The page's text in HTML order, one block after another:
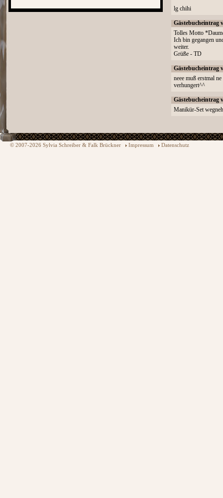
lg chihi
Gästebucheintrag
Tolles Motto
Ich bin gegangen
weiter.
Grüße - TD
Gästebucheintrag
neee muß erstmal
verhungert^^
Gästebucheintrag
Manikür-Set
© 2007-2026 Sylvia Schreiber & Falk Brückner Impressum Datenschutz